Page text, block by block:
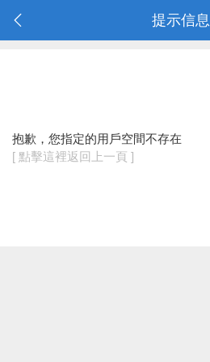
提示信息
抱歉，您指定的用戶空間不存在
[ 點擊這裡返回上一頁 ]